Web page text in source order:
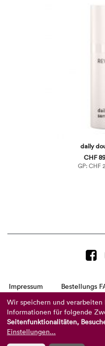
daily
CHF
GP: CHF
Impressum Bestellungs
AGB
Telefon:
(Mo-Do: 9-16
Wir speichern und verarbeiten
Informationen für folgende
Seitenfunktionalitäten,
Einstellungen...